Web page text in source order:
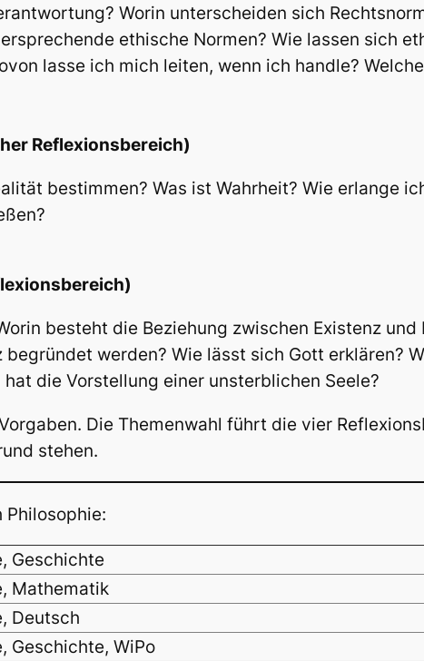
Worin unterscheiden sich
ethische Normen? Wie lassen sich
lasse ich mich leiten, wenn ich handle?
Reflexionsbereich)
bestimmen? Was ist Wahrheit? Wie erlange
besteht die Beziehung zwischen Existenz und
werden? Wie lässt sich Gott erklären?
die Vorstellung einer unsterblichen Seele?
Die Themenwahl führt die vier
stehen.
Philosophie:
Geschichte
Mathematik
Deutsch
Geschichte, WiPo